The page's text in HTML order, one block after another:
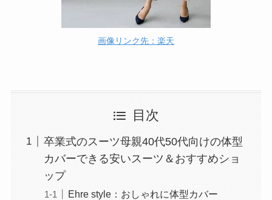
画像リンク先：楽天
目次
卒業式のスーツ母親40代50代向けの体型
カバーできる安いスーツ＆おすすめショ
ップ
Ehre style：おしゃれに体型カバー